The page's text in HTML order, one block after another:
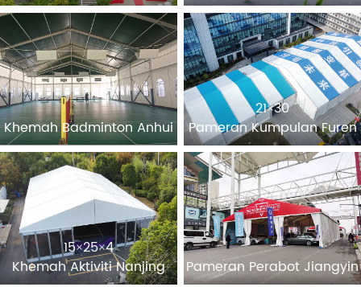
Khemah Badminton Anhui
21×30
Pameran Kumpulan Furen
15×25×4
Khemah Aktiviti Nanjing
Pameran Perabot Jiangyin